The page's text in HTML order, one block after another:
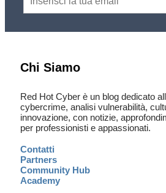
Chi Siamo
Red Hot Cyber è un blog dedicato
cybercrime, analisi vulnerabilità,
innovazione, con notizie,
per professionisti e appassionati.
Contatti
Partners
Community Hub
Academy